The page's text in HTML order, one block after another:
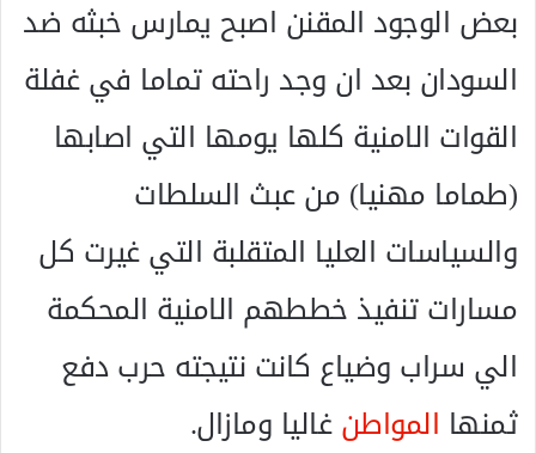
بعض الوجود المقنن اصبح يمارس خبثه ضد
السودان بعد ان وجد راحته تماما في غفلة
القوات الامنية كلها يومها التي اصابها
(طماما مهنيا) من عبث السلطات
والسياسات العليا المتقلبة التي غيرت كل
مسارات تنفيذ خططهم الامنية المحكمة
الي سراب وضياع كانت نتيجته حرب دفع
ثمنها المواطنغاليا ومازال.